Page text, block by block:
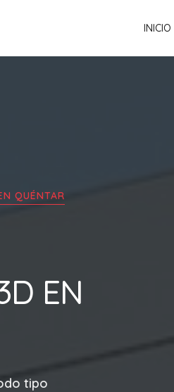
INICIO
QUÉNTAR
EN
tipo